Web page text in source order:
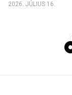
2026. JÚLIUS 16.